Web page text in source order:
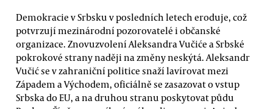
Demokracie v Srbsku v posledních letech eroduje, což
potvrzují mezinárodní pozorovatelé i občanské
organizace. Znovuzvolení Aleksandra Vučiće a Srbské
pokrokové strany naději na změny neskýtá. Aleksandr
Vučić se v zahraniční politice snaží lavírovat mezi
Západem a Východem, oficiálně se zasazovat o vstup
Srbska do EU, a na druhou stranu poskytovat půdu